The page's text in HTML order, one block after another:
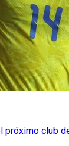
próximo club